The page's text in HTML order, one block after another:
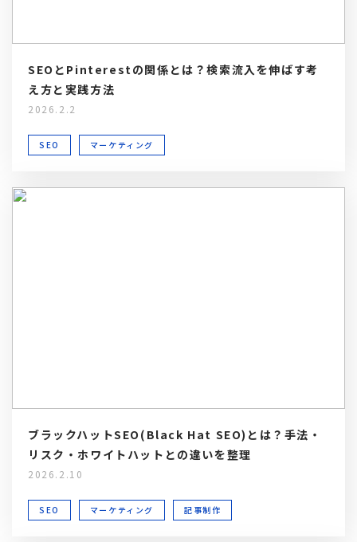
SEOとPinterestの関係とは？検索流入を伸ばす考
え方と実践方法
2026.2.2
SEO マーケティング
ブラックハットSEO(Black Hat SEO)とは？手法・
リスク・ホワイトハットとの違いを整理
2026.2.10
SEO マーケティング 記事制作